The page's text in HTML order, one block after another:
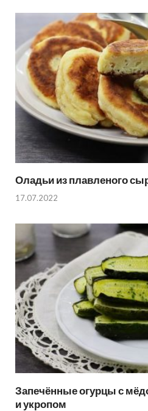
Оладьи из плавленого
17.07.2022
Запечённые огурцы с
и укропом